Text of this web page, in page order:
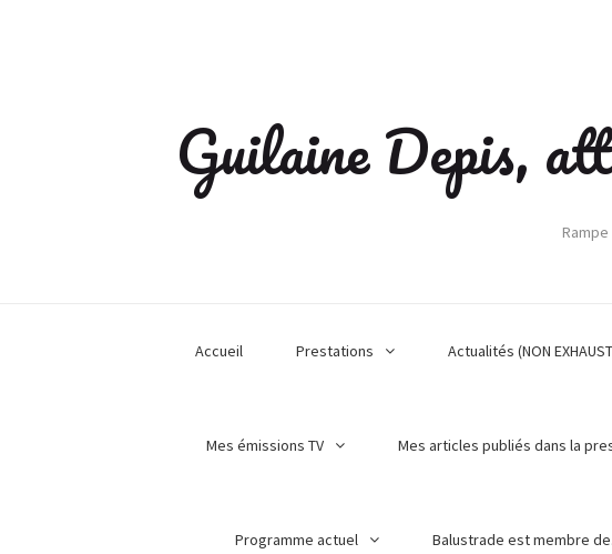
Guilaine Depis,
Accueil Prestations Actualités (NON
Mes émissions TV Mes articles publiés dans la
Programme actuel Balustrade est membre